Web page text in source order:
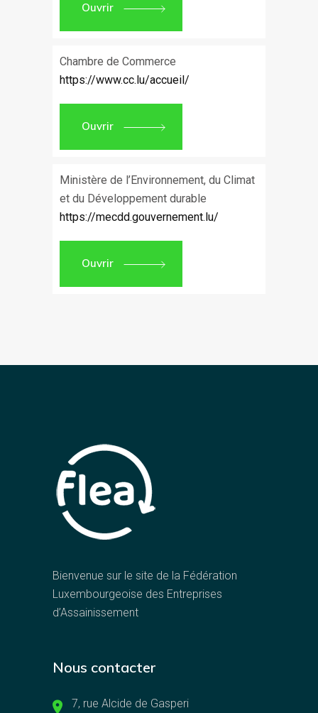
Ouvrir
Chambre de Commerce
https://www.cc.lu/accueil/
Ouvrir
Ministère de l’Environnement, du Climat
et du Développement durable
https://mecdd.gouvernement.lu/
Ouvrir
Bienvenue sur le site de la Fédération
Luxembourgeoise des Entreprises
d’Assainissement
Nous contacter
7, rue Alcide de Gasperi